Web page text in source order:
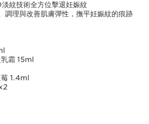
紋技術全方位擊退妊娠紋
調理與改善肌膚彈性，撫平妊娠紋的痕跡
霜 15ml
1.4ml